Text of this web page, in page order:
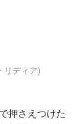
リディア)
押さえつけた